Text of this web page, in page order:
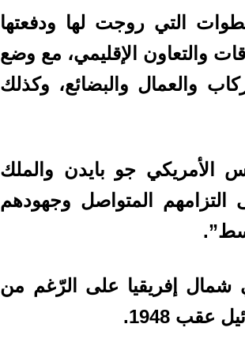
التي روجت لها ودفعتها
والتعاون الإقليمي، مع وضع
والعمال والبضائع، وكذلك
الأمريكي جو بايدن والملك
المتواصل وجهودهم
شمال إفريقيا على الرّغم من
عقب 1948.